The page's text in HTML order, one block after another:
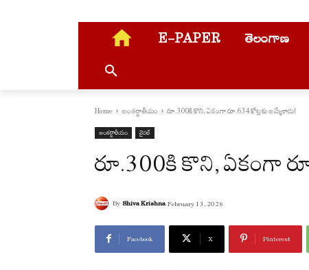
E-PAPER తెలంగాణ
Home అంతర్జాతీయం రూ.300కి కొని, ఏకంగా రూ.634 కోట్లకు అమ్మేశాడు!
అంతర్జాతీయం వైరల్
రూ.300కి కొని, ఏకంగా
By Shiva Krishna February 13, 2026
Facebook X Pinterest